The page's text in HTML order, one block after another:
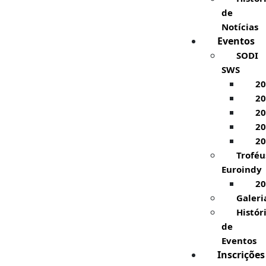
de
Notícias
Eventos
SODI
SWS
Euroindy
de
Eventos
Inscrições